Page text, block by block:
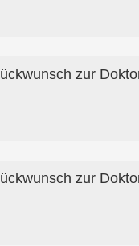
zur
zur